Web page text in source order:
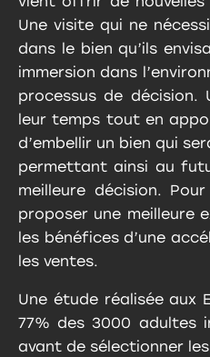
Une visite qui ne
dans le bien qu’ils
immersion dans
processus de
leur temps tout en
d’embellir un bien qui
permettant ainsi au
meilleure décision.
proposer une meilleure
les bénéfices d’une
les ventes.
Une étude réalisée aux
77% des 3000 adultes
avant de sélectionner